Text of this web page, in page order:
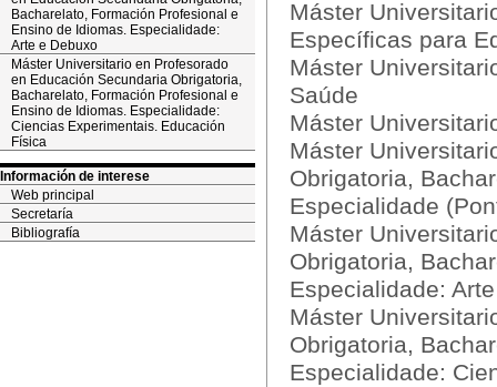
Bacharelato, Formación Profesional e
Ensino de Idiomas. Especialidade:
Arte e Debuxo
Máster Universitario en Profesorado
en Educación Secundaria Obrigatoria,
Bacharelato, Formación Profesional e
Ensino de Idiomas. Especialidade:
Ciencias Experimentais. Educación
Física
Información de interese
Web principal
Secretaría
Bibliografía
Máster
Específicas para
Máster
Saúde
Máster
Máster
Obrigatoria,
Especialidade
Máster
Obrigatoria,
Especialidade:
Máster
Obrigatoria,
Especialidade: